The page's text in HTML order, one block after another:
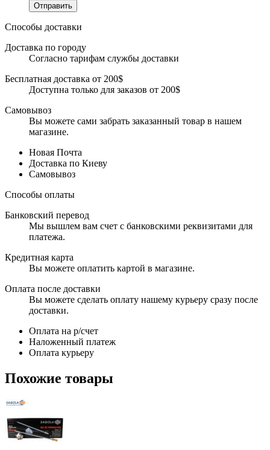
Отправить
Способы доставки
Доставка по городу
Согласно тарифам службы доставки
Бесплатная доставка от 200$
Доступна только для заказов от 200$
Самовывоз
Вы можете сами забрать заказанный товар в нашем
магазине.
Новая Почта
Доставка по Киеву
Самовывоз
Способы оплаты
Банковский перевод
Мы вышлем вам счет с банковскими реквизитами для
платежа.
Кредитная карта
Вы можете оплатить картой в магазине.
Оплата после доставки
Вы можете сделать оплату нашему курьеру сразу после
доставки.
Оплата на р/счет
Наложенный платеж
Оплата курьеру
Похожие товары